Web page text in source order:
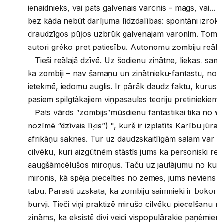
ienaidnieks, vai pats galvenais varonis – mags,
bez kāda nebūt darījuma līdzdalības: spontāni
draudzīgos pūļos uzbrūk galvenajam varonim.
autori grēko pret patiesību. Autonomu zombiju
Tieši reālajā dzīvē. Uz šodienu zinātne, liekas,
ka zombiji – nav šamaņu un zinātnieku-fantastu,
ietekmē, iedomu auglis. Ir pārāk daudz faktu,
pasiem spilgtākajiem viņpasaules teoriju
Pats vārds “zombijs”mūsdienu fantastikai tika no
nozīmē “dzīvais līķis”) ", kurš ir izplatīts Karību
afrikāņu saknes. Tur uz daudzskaitlīgām salam var
cilvēku, kuri aizgūtnēm stāstīs jums ka personiski
аaugšāmcēlušos miroņus. Taču uz jautājumu no
mironis, kā spēja piecelties no zemes, jums
tabu. Parasti uzskata, ka zombiju saimnieki ir
burvji. Tieči viņi praktizē mirušo cilvēku piecelšanu
zināms, ka eksistē divi veidi vispopulārakie